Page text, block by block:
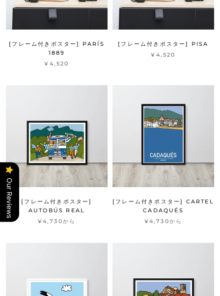
[フレーム付きポスター] PARÍS
1889
¥4,520
[フレーム付きポスター] PISA
¥4,520
[フレーム付きポスター]
AUTOBÚS REAL
¥4,730から
[フレーム付きポスター] CARTEL
CADAQUÉS
¥4,730から
Our Reviews